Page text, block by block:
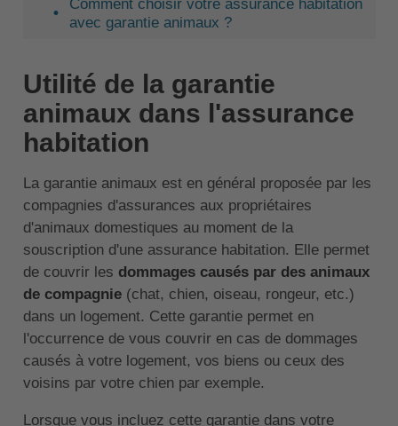
Comment choisir votre assurance habitation
avec garantie animaux ?
Utilité de la garantie
animaux dans l'assurance
habitation
La garantie animaux est en général proposée par les
compagnies d'assurances aux propriétaires
d'animaux domestiques au moment de la
souscription d'une assurance habitation. Elle permet
de couvrir les dommages causés par des animaux
de compagnie(chat, chien, oiseau, rongeur, etc.)
dans un logement. Cette garantie permet en
l'occurrence de vous couvrir en cas de dommages
causés à votre logement, vos biens ou ceux des
voisins par votre chien par exemple.
Lorsque vous incluez cette garantie dans votre